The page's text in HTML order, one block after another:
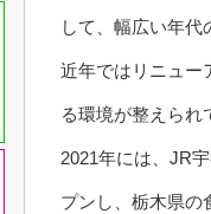
して、幅広い年代
近年ではリニュー
る環境が整えられ
2021年には、JR
プンし、栃木県の